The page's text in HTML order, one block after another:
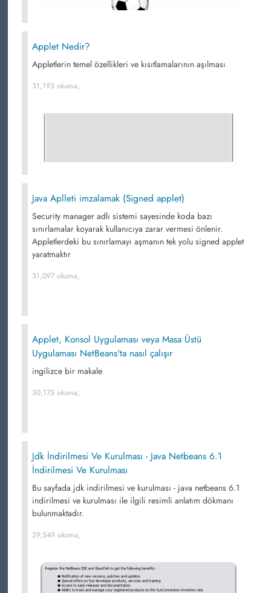
Applet Nedir?
Appletlerin temel özellikleri ve kısıtlamalarının aşılması
31,193 okuma,
Java Aplleti imzalamak (Signed applet)
Security manager adlı sistemi sayesinde koda bazı
sınırlamalar koyarak kullanıcıya zarar vermesi önlenir.
Appletlerdeki bu sınırlamayı aşmanın tek yolu signed applet
yaratmaktır
31,097 okuma,
Applet, Konsol Uygulaması veya Masa Üstü
Uygulaması NetBeans'ta nasıl çalışır
ingilizce bir makale
30,175 okuma,
Jdk İndirilmesi Ve Kurulması - Java Netbeans 6.1
İndirilmesi Ve Kurulması
Bu sayfada jdk indirilmesi ve kurulması - java netbeans 6.1
indirilmesi ve kurulması ile ilgili resimli anlatım dökmanı
bulunmaktadır.
29,549 okuma,